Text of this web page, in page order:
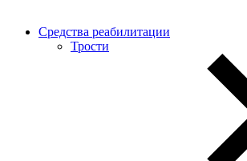
Средства реабилитации
Трости